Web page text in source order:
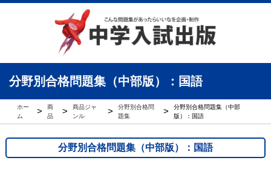
分野別合格問題集（中部版）：国語
ホー
ム
>
商
品
>
商品ジャ
ンル
>
分野別合格問
題集
>
分野別合格問題集（中部
版）：国語
分野別合格問題集（中部版）：国語